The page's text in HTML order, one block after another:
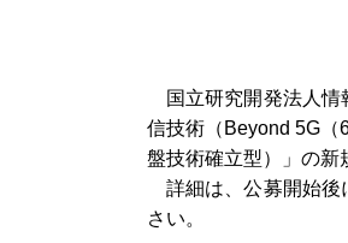
国立研究開発法人情
信技術（Beyond 5G（
盤技術確立型）」の新
詳細は、公募開始後
さい。